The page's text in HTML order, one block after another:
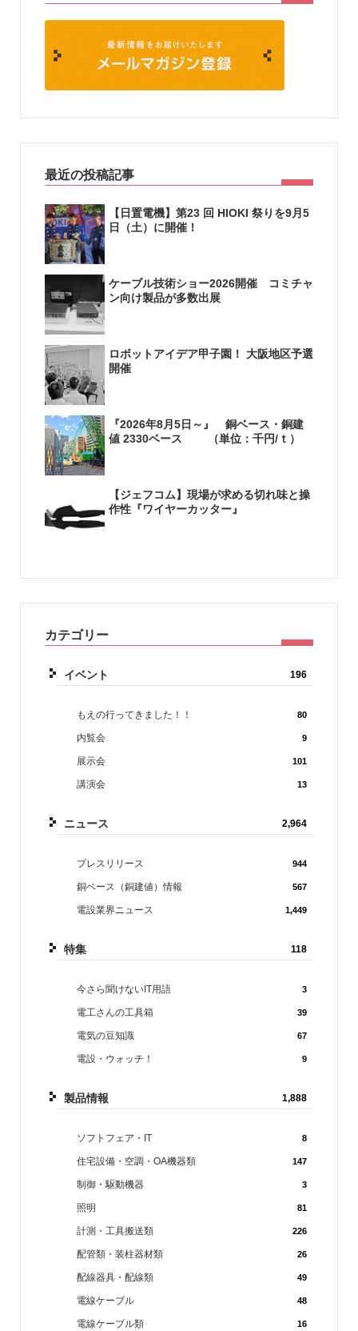
最近の投稿記事
【日置電機】第23 回 HIOKI 祭りを9月5
日（土）に開催！
ケーブル技術ショー2026開催 コミチャ
ン向け製品が多数出展
ロボットアイデア甲子園！ 大阪地区予選
開催
『2026年8月5日～』 銅ベース・銅建
値 2330ベース （単位：千円/ｔ）
【ジェフコム】現場が求める切れ味と操
作性『ワイヤーカッター』
カテゴリー
イベント 196
もえの行ってきました！！ 80
内覧会 9
展示会 101
講演会 13
ニュース 2,964
プレスリリース 944
銅ベース（銅建値）情報 567
電設業界ニュース 1,449
特集 118
今さら聞けないIT用語 3
電工さんの工具箱 39
電気の豆知識 67
電設・ウォッチ！ 9
製品情報 1,888
ソフトフェア・IT 8
住宅設備・空調・OA機器類 147
制御・駆動機器 3
照明 81
計測・工具搬送類 226
配管類・装柱器材類 26
配線器具・配線類 49
電線ケーブル 48
電線ケーブル類 16